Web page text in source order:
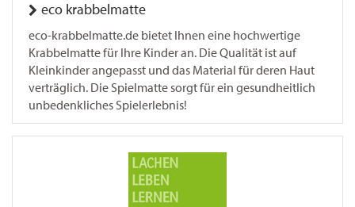
eco krabbelmatte
eco-krabbelmatte.de bietet Ihnen eine hochwertige
Krabbelmatte für Ihre Kinder an. Die Qualität ist auf
Kleinkinder angepasst und das Material für deren Haut
verträglich. Die Spielmatte sorgt für ein gesundheitlich
unbedenkliches Spielerlebnis!